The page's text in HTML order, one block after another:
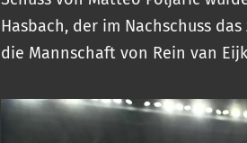
Hasbach, der im Nachschuss
die Mannschaft von Rein van